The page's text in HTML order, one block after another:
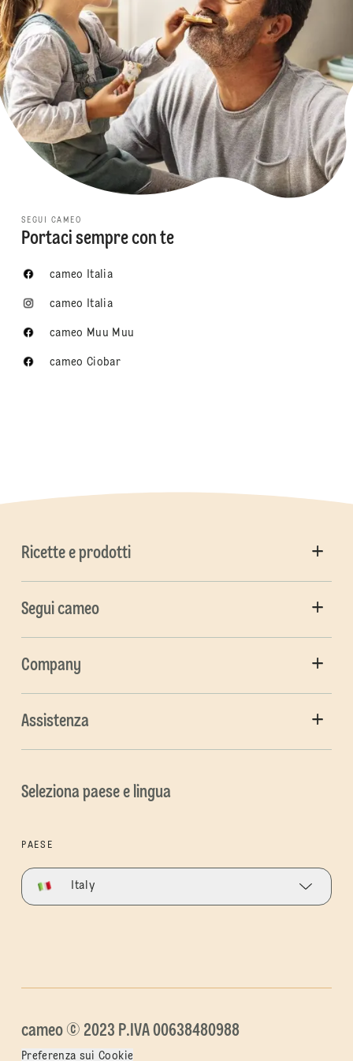
SEGUI CAMEO
Portaci sempre con te
cameo Italia
cameo Italia
cameo Muu Muu
cameo Ciobar
Ricette e prodotti
Segui cameo
Company
Assistenza
Seleziona paese e lingua
PAESE
Italy
cameo © 2023 P.IVA 00638480988
Preferenza sui Cookie